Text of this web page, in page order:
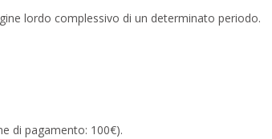
lordo complessivo di un determinato periodo.
di pagamento: 100€).